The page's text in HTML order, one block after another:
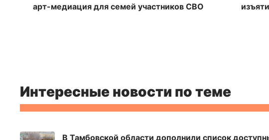
арт-медиация для семей участников СВО
Интересные новости по теме
В Тамбовской области дополнили список